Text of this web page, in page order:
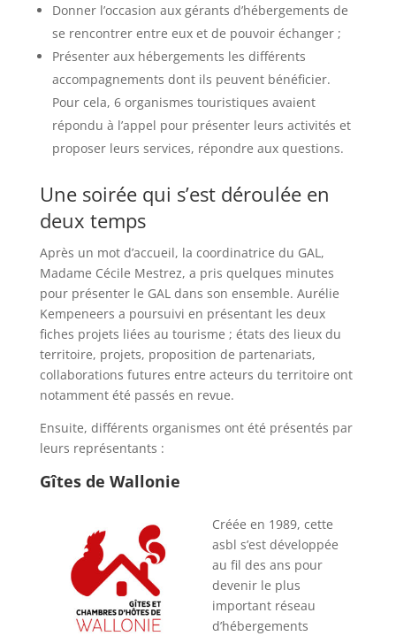
Donner l’occasion aux gérants d’hébergements de
se rencontrer entre eux et de pouvoir échanger ;
Présenter aux hébergements les différents
accompagnements dont ils peuvent bénéficier.
Pour cela, 6 organismes touristiques avaient
répondu à l’appel pour présenter leurs activités et
proposer leurs services, répondre aux questions.
Une soirée qui s’est déroulée en
deux temps
Après un mot d’accueil, la coordinatrice du GAL,
Madame Cécile Mestrez, a pris quelques minutes
pour présenter le GAL dans son ensemble. Aurélie
Kempeneers a poursuivi en présentant les deux
fiches projets liées au tourisme ; états des lieux du
territoire, projets, proposition de partenariats,
collaborations futures entre acteurs du territoire ont
notamment été passés en revue.
Ensuite, différents organismes ont été présentés par
leurs représentants :
Gîtes de Wallonie
Créée en 1989, cette
asbl s’est développée
au fil des ans pour
devenir le plus
important réseau
d’hébergements